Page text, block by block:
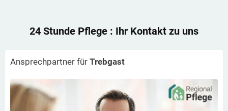
24 Stunde Pflege : Ihr Kontakt zu uns
Ansprechpartner für Trebgast